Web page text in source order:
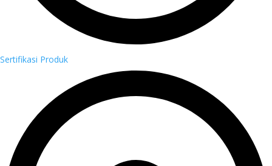
Sertifikasi Produk